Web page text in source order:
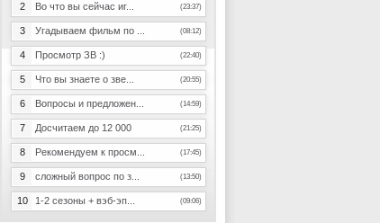
2 Во что вы сейчас иг... (23:37)
3 Угадываем фильм по ... (08:12)
4 Просмотр ЗВ :) (22:40)
5 Что вы знаете о зве... (20:55)
6 Вопросы и предложен... (14:59)
7 Досчитаем до 12 000 (21:25)
8 Рекомендуем к просм... (17:45)
9 сложный вопрос по з... (13:50)
10 1-2 сезоны + вэб-эп... (09:06)